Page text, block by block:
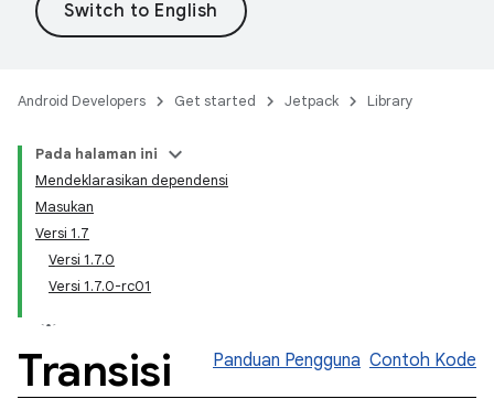
Android Developers Get started Jetpack Library
Pada halaman ini
Mendeklarasikan dependensi
Masukan
Versi 1.7
Versi 1.7.0
Versi 1.7.0-rc01
Transisi Panduan Pengguna Contoh Kode